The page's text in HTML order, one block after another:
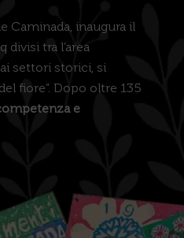
Caminada, inaugura il
tra l’area
settori storici, si
fiore”. Dopo oltre 135
e